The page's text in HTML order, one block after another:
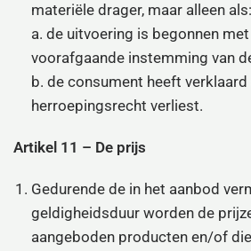
materiële drager, maar alleen als:
a. de uitvoering is begonnen
voorafgaande instemming van
b. de consument heeft
herroepingsrecht verliest.
Artikel 11 – De prijs
Gedurende de in het aanbod
geldigheidsduur worden de
aangeboden producten en/of